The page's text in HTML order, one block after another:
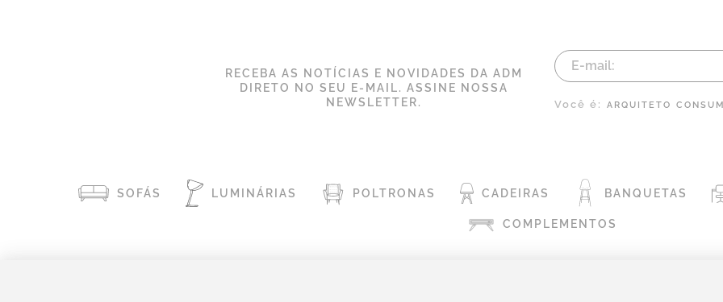
RECEBA AS NOTÍCIAS E NOVIDADES DA ADM
DIRETO NO SEU E-MAIL. ASSINE NOSSA
NEWSLETTER.
Você é: ARQUITETO
SOFÁS LUMINÁRIAS POLTRONAS CADEIRAS BANQUETAS
COMPLEMENTOS